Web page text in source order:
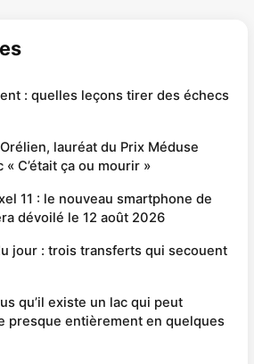
: quelles leçons tirer des échecs
lauréat du Prix Méduse
« C’était ça ou mourir »
11 : le nouveau smartphone de
dévoilé le 12 août 2026
jour : trois transferts qui secouent
qu’il existe un lac qui peut
presque entièrement en quelques